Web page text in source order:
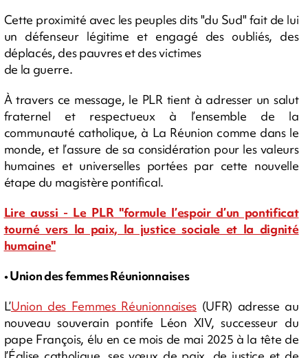
Cette proximité avec les peuples dits "du Sud" fait de lui
un défenseur légitime et engagé des oubliés, des
déplacés, des pauvres et des victimes
de la guerre.
À travers ce message, le PLR tient à adresser un salut
fraternel et respectueux à l’ensemble de la
communauté catholique, à La Réunion comme dans le
monde, et l’assure de sa considération pour les valeurs
humaines et universelles portées par cette nouvelle
étape du magistère pontifical.
Lire aussi - Le PLR "formule l’espoir d’un pontificat
tourné vers la paix, la justice sociale et la dignité
humaine"
• Union des femmes Réunionnaises
L’Union des Femmes Réunionnaises (UFR) adresse au
nouveau souverain pontife Léon XIV, successeur du
pape François, élu en ce mois de mai 2025 à la tête de